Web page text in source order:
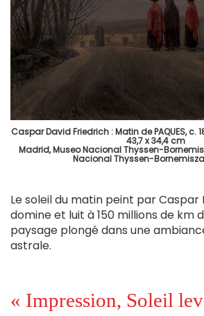
Caspar David Friedrich : Matin de PAQUES, c.
43,7 x 34,4 cm
Madrid, Museo Nacional Thyssen-
Nacional Thyssen-
Le soleil du matin peint par Caspar
domine et luit à 150 millions de km
paysage plongé dans une
astrale.
« Impression, Soleil